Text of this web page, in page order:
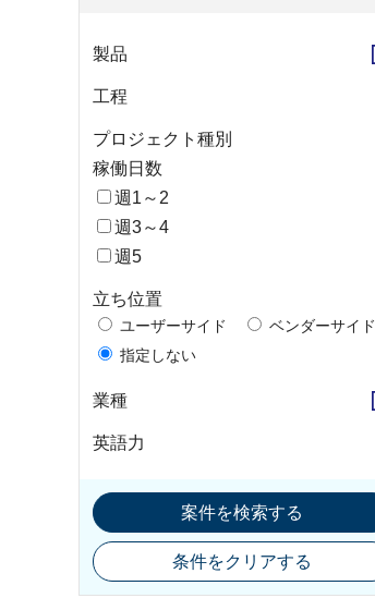
製品
工程
プロジェクト種別
稼働日数
週1～2
週3～4
週5
立ち位置
ユーザーサイド
ベンダーサイド
指定しない
業種
英語力
案件を検索する
条件をクリアする